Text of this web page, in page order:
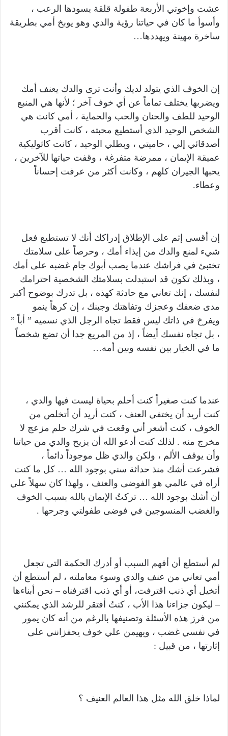
عشت وإخوتي الأربعة طفولة قلقة يسودها الرعب ،
وأسوأ ما كان في حياتنا رؤية والدي وهو يوبخ أمي بطريقة
ساخرة مهينة ويهددها…
إن الخوف الذي يتولد لديك وأنت ترى والدك يعنف أمك
ويضربها يختلف تماماً عن أي خوف آخر ؛ لأنها هي المنبع
الوحيد للطف والحنان والحب والحماية ، أمي كانت هي
الشخص الوحيد الذي أستطيع محبته ، كانت أقرب
أصدقائي إلي ، حاميتي ، وبطلي الوحيد ، كانت كاثوليكية
عميقة الإيمان ، ممرضة متفرغة ، وقفت حياتها للآخرين ،
يحبها الجيران كلهم ، وكانت أكثر من عرفت إحساناً
وعطاء.
إن أقسى إثم على الإطلاق إدراكك أنك لا تستطيع فعل
شيء لمنع والدك من إيذاء أمك ، وحرصاً على سلامتك
تختبئ في فراشك عندما يصب أبوك جام غضبه على أمك
، وبذلك تكون قد استبدلت بسلامتك الشخصية احترامك
لنفسك ، إنك تعاني مع حادثة كهذه ، بل تدرك بوضوح أكبر
مدى ضعفك وعجزك وتفاهتك وجبنك ، إن كرهاً ينمو
ويفرخ في ذاتك ليس فقط تجاه الرجل الذي نسميه ” أباً ”
، بل تجاه نفسك أيضاً ، إذ من المريع جدا أن تضع شخصاً
ما في الخيار بين نفسه وبين أمه…
عندما كنت صغيراً كنت أحلم بحياة ليست فيها والدي ،
كنت أريد أن يختفي العنف ، كنت أريد أن أتخلص من
الخوف ، كنت أشعر أني وقعت في شرك حلم مزعج لا
مخرج منه . لذلك كنت أدعو الله أن يزيح والدي من حياتنا
وأن يوقف الألم ، ولكن والدي ظل موجوداً دائماً ،
فشرعت أشك منذ حداثة سني بوجود الله … كل ما كنت
أراه في عالمي هو الفوضى والعنف ، ولهذا كان سهلاً علي
أن أشك بوجود الله … تركتُ الإيمان بالله بسبب الخوف
والغضب المنسوجين في فوضى طفولتي وجرحها .
لم أستطع أن أفهم السبب أو أدرك الحكمة التي تجعل
أمي تعاني من عنف والدي وسوء معاملته ، لم أستطع أن
أتخيل أي ذنب اقترفت، أو أي ذنب اقترفناه – نحن أبناءها
– ليكون جزاءنا هذا الأب ، كنتُ أفتقر للرشد الذي يمكنني
من فرز هذه الأسئلة وتصنيفها بالرغم من أنه كان يمور
في نفسي غضب ، ويهيمن علي خوف يحفزانني على
إثارتها ، من قبيل :
لماذا خلق الله مثل هذا العالم العنيف ؟